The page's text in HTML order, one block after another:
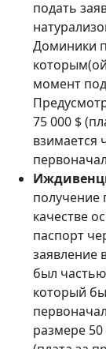
подать
Доминики
момент
75 000 $
взимается
получение
качестве
паспорт
заявление
был
который
размере